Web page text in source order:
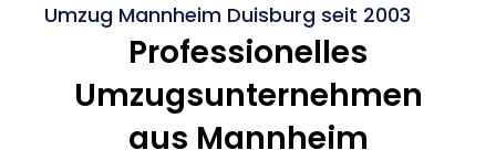
Umzug Mannheim Duisburg seit 2003
Professionelles
Umzugsunternehmen
aus Mannheim